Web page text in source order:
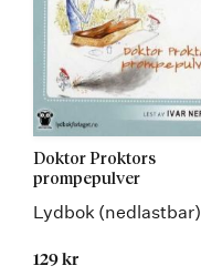
Doktor Proktors
prompepulver
Lydbok (nedlastbar)
129 kr